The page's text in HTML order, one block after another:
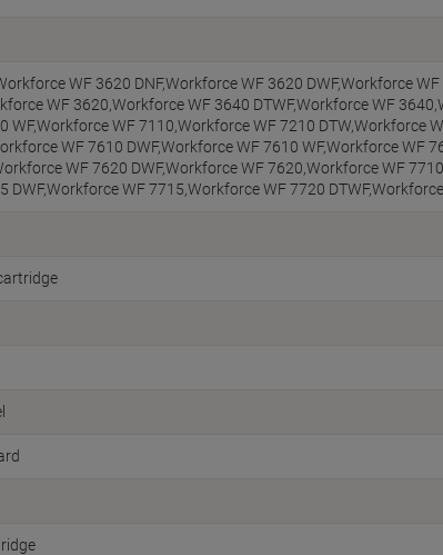
WF 3620 DNF,Workforce WF 3620 DWF,Workforce
WF 3620,Workforce WF 3640 DTWF,Workforce WF
WF,Workforce WF 7110,Workforce WF 7210 DTW,Workforce
WF 7610 DWF,Workforce WF 7610 WF,Workforce WF
WF 7620 DWF,Workforce WF 7620,Workforce WF
DWF,Workforce WF 7715,Workforce WF 7720